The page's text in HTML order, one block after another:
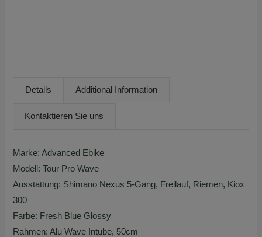
Details Additional Information
Kontaktieren Sie uns
Marke: Advanced Ebike
Modell: Tour Pro Wave
Ausstattung: Shimano Nexus 5-Gang, Freilauf, Riemen, Kiox
300
Farbe: Fresh Blue Glossy
Rahmen: Alu Wave Intube, 50cm